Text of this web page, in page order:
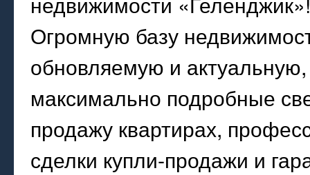
Огромную базу
обновляемую и
максимально подробные
продажу квартирах,
сделки купли-продажи и